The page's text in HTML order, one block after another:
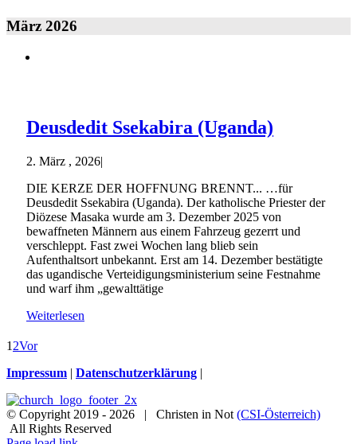
März 2026
Deusdedit Ssekabira (Uganda)
2. März , 2026|
DIE KERZE DER HOFFNUNG BRENNT... …für
Deusdedit Ssekabira (Uganda). Der katholische Priester der
Diözese Masaka wurde am 3. Dezember 2025 von
bewaffneten Männern aus einem Fahrzeug gezerrt und
verschleppt. Fast zwei Wochen lang blieb sein
Aufenthaltsort unbekannt. Erst am 14. Dezember bestätigte
das ugandische Verteidigungsministerium seine Festnahme
und warf ihm „gewalttätige
Weiterlesen
1 2Vor
Impressum | Datenschutzerklärung |
© Copyright 2019 - 2026 | Christen in Not (CSI-Österreich)
All Rights Reserved